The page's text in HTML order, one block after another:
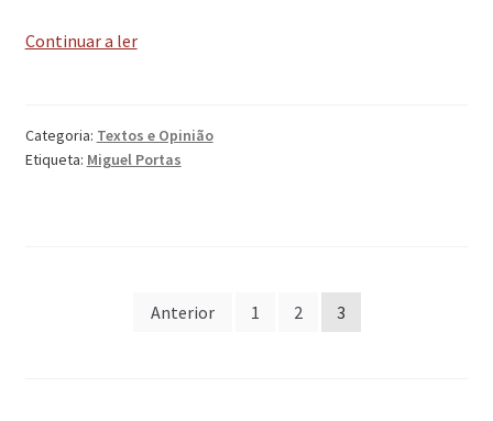
Continuar a ler‘Wikileaks’
Categoria: Textos e Opinião
Etiqueta: Miguel Portas
PaginaçãoAnterior 1 2 3